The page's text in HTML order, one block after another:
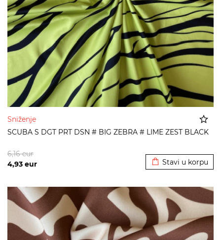
Sniženje
SCUBA S DGT PRT DSN # BIG ZEBRA # LIME ZEST BLACK
4,93 eur
6,16eur
Stavi u korpu